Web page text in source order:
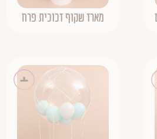
מארז שקוף זכוכית פרח